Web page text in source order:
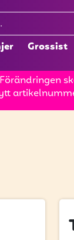
Grossist